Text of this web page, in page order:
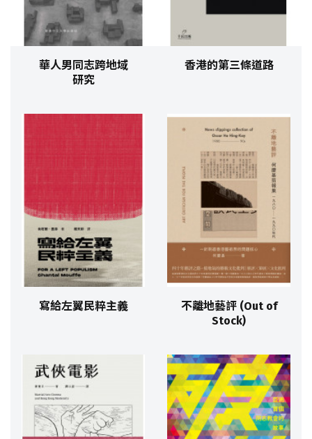
華人男同志跨地域
研究
香港的第三條道路
寫給左翼民粹主義
不離地藝評 (Out of
Stock)